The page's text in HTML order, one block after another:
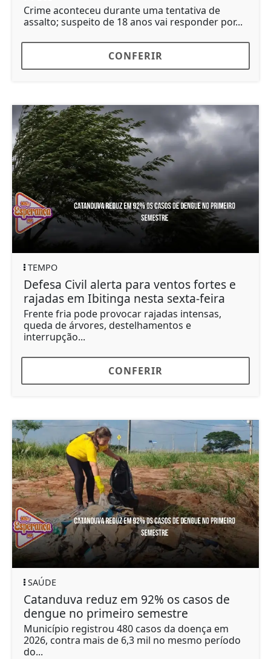
Crime aconteceu durante uma tentativa de
assalto; suspeito de 18 anos vai responder por...
CONFERIR
TEMPO
Defesa Civil alerta para ventos fortes e
rajadas em Ibitinga nesta sexta-feira
Frente fria pode provocar rajadas intensas,
queda de árvores, destelhamentos e
interrupção...
CONFERIR
SAÚDE
Catanduva reduz em 92% os casos de
dengue no primeiro semestre
Município registrou 480 casos da doença em
2026, contra mais de 6,3 mil no mesmo período
do...